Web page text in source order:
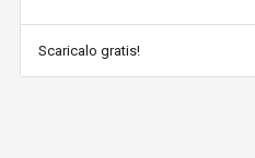
Scaricalo gratis!